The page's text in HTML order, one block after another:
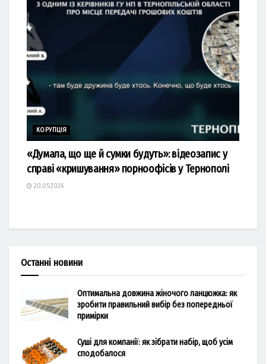
КОРУПЦІЯ
«Думала, що ще й сумки будуть»: відеозапис у
справі «кришування» порноофісів у Тернополі
20.05.2026
Останні новини
Оптимальна довжина жіночого ланцюжка: як
зробити правильний вибір без попередньої
примірки
Суші для компанії: як зібрати набір, щоб усім
сподобалося